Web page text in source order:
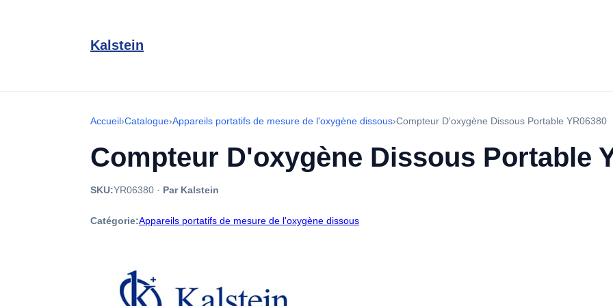
Kalstein
Accueil›Catalogue›Appareils portatifs de mesure de l'oxygène dissous›Compteur D'oxygène Dissous Portable YR06380
Compteur D'oxygène Dissous Portable
SKU:YR06380 · Par Kalstein
Catégorie:Appareils portatifs de mesure de l'oxygène dissous